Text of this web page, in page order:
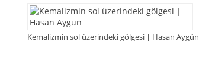
Kemalizmin sol üzerindeki gölgesi | Hasan Aygün